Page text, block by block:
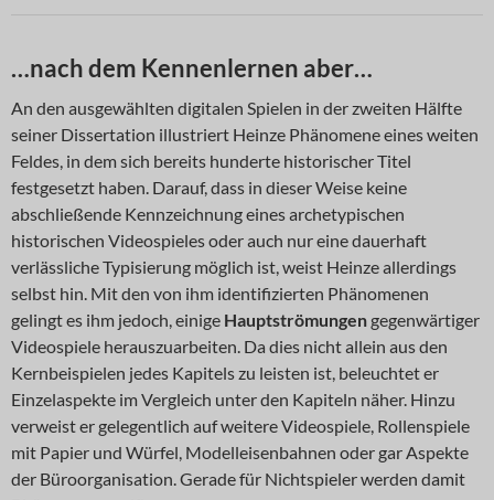
…nach dem Kennenlernen aber…
An den ausgewählten digitalen Spielen in der zweiten Hälfte
seiner Dissertation illustriert Heinze Phänomene eines weiten
Feldes, in dem sich bereits hunderte historischer Titel
festgesetzt haben. Darauf, dass in dieser Weise keine
abschließende Kennzeichnung eines archetypischen
historischen Videospieles oder auch nur eine dauerhaft
verlässliche Typisierung möglich ist, weist Heinze allerdings
selbst hin. Mit den von ihm identifizierten Phänomenen
gelingt es ihm jedoch, einige Hauptströmungen gegenwärtiger
Videospiele herauszuarbeiten. Da dies nicht allein aus den
Kernbeispielen jedes Kapitels zu leisten ist, beleuchtet er
Einzelaspekte im Vergleich unter den Kapiteln näher. Hinzu
verweist er gelegentlich auf weitere Videospiele, Rollenspiele
mit Papier und Würfel, Modelleisenbahnen oder gar Aspekte
der Büroorganisation. Gerade für Nichtspieler werden damit